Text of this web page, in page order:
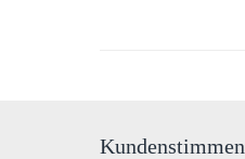
Kundenstimmen